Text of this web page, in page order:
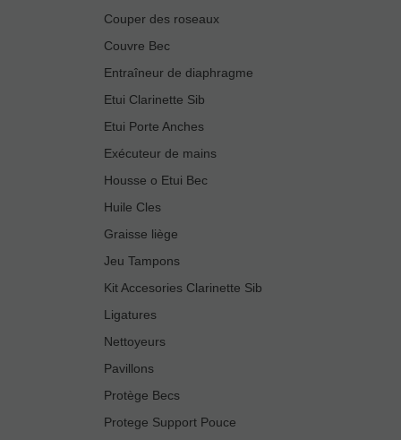
Couper des roseaux
Couvre Bec
Entraîneur de diaphragme
Etui Clarinette Sib
Etui Porte Anches
Exécuteur de mains
Housse o Etui Bec
Huile Cles
Graisse liège
Jeu Tampons
Kit Accesories Clarinette Sib
Ligatures
Nettoyeurs
Pavillons
Protège Becs
Protege Support Pouce